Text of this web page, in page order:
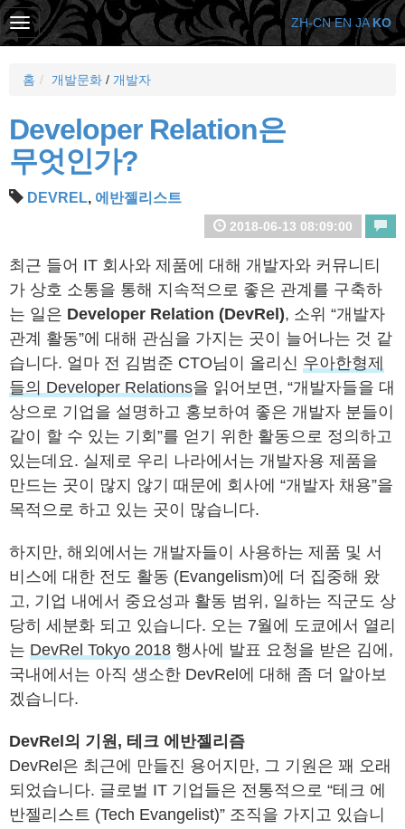
홈 개발문화 / 개발자
Developer Relation은
무엇인가?
DEVREL, 에반젤리스트
2018-06-13 08:09:00
최근 들어 IT 회사와 제품에 대해 개발자와 커뮤니티
가 상호 소통을 통해 지속적으로 좋은 관계를 구축하
는 일은 Developer Relation (DevRel), 소위 “개발자
관계 활동”에 대해 관심을 가지는 곳이 늘어나는 것 같
습니다. 얼마 전 김범준 CTO님이 올리신 우아한형제
들의 Developer Relations을 읽어보면, “개발자들을 대
상으로 기업을 설명하고 홍보하여 좋은 개발자 분들이
같이 할 수 있는 기회”를 얻기 위한 활동으로 정의하고
있는데요. 실제로 우리 나라에서는 개발자용 제품을
만드는 곳이 많지 않기 때문에 회사에 “개발자 채용”을
목적으로 하고 있는 곳이 많습니다.
하지만, 해외에서는 개발자들이 사용하는 제품 및 서
비스에 대한 전도 활동 (Evangelism)에 더 집중해 왔
고, 기업 내에서 중요성과 활동 범위, 일하는 직군도 상
당히 세분화 되고 있습니다. 오는 7월에 도쿄에서 열리
는 DevRel Tokyo 2018 행사에 발표 요청을 받은 김에,
국내에서는 아직 생소한 DevRel에 대해 좀 더 알아보
겠습니다.
DevRel의 기원, 테크 에반젤리즘
DevRel은 최근에 만들진 용어지만, 그 기원은 꽤 오래
되었습니다. 글로벌 IT 기업들은 전통적으로 “테크 에
반젤리스트 (Tech Evangelist)” 조직을 가지고 있습니
ZH-CN EN JA KO